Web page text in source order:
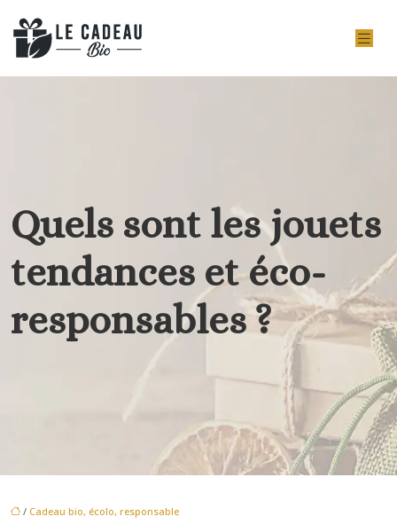
Quels sont les jouets
tendances et éco-
responsables ?
/ Cadeau bio, écolo, responsable